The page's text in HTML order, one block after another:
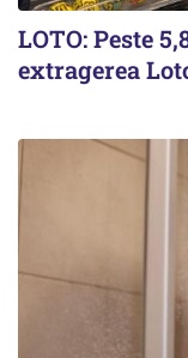
LOTO: Peste
extragerea